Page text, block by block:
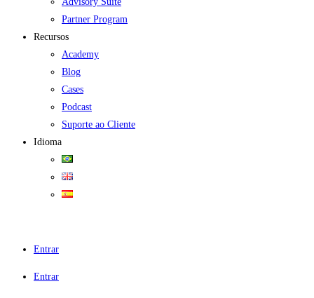
Partner Program
Recursos
Academy
Blog
Cases
Podcast
Suporte ao Cliente
Idioma
Entrar
Entrar